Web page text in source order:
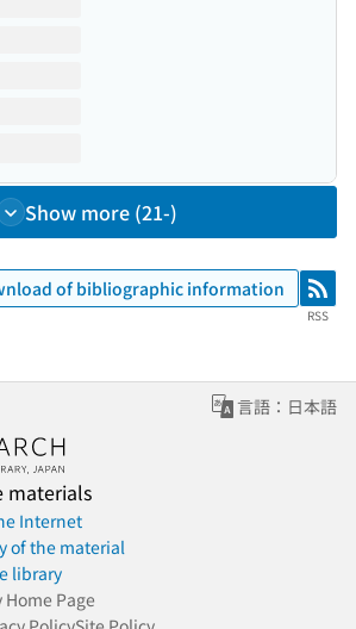
Show more (21-)
of bibliographic information RSS
RSS
言語：日本語
materials
Internet
of the material
library
Page